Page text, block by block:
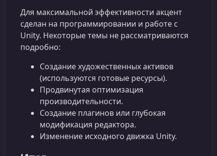
Для максимальной эффективности акцент
сделан на программировании и работе с
Unity. Некоторые темы не рассматриваются
подробно:
Создание художественных активов
(используются готовые ресурсы).
Продвинутая оптимизация
производительности.
Создание плагинов или глубокая
модификация редактора.
Изменение исходного движка Unity.